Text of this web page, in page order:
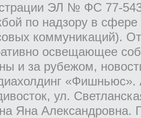
ЭЛ № ФС 77-
по надзору в
коммуникаций).
освещающее
и за рубежом,
«Фишньюс».
ул.
Яна Александровна.